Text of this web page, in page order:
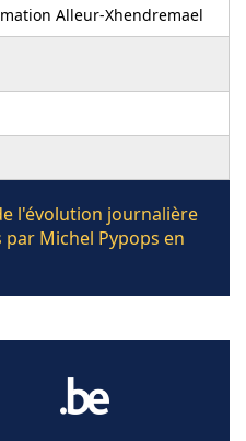
Alleur-Xhendremael
l'évolution journalière
Michel Pypops en